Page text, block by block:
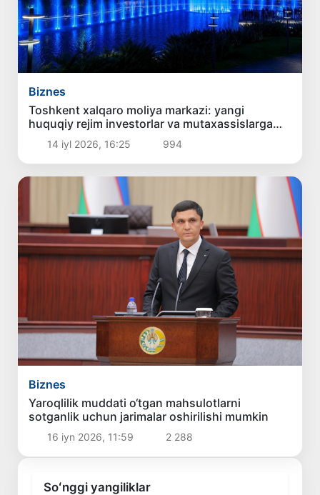
Biznes
Toshkent xalqaro moliya markazi: yangi
huquqiy rejim investorlar va mutaxassislarga
qanday imkoniyatlar yaratadi?
14 iyl 2026, 16:25 994
Biznes
Yaroqlilik muddati o‘tgan mahsulotlarni
sotganlik uchun jarimalar oshirilishi mumkin
16 iyn 2026, 11:59 2 288
Soʻnggi yangiliklar